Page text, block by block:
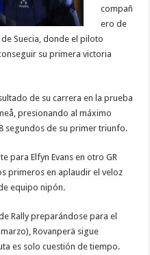
compañ
ero de
Suecia, donde el piloto
su primera victoria
de su carrera en la prueba
presionando al máximo
segundos de su primer triunfo.
para Elfyn Evans en otro GR
primeros en aplaudir el veloz
equipo nipón.
Rally preparándose para el
Rovanperä sigue
es solo cuestión de tiempo.